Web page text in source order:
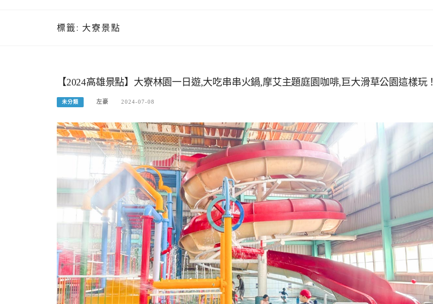
標籤: 大寮景點
【2024高雄景點】大寮林園一日遊,大吃串串火鍋,摩艾主題庭園咖啡,巨大滑草公園這樣玩！
未分類 左豪 2024-07-08